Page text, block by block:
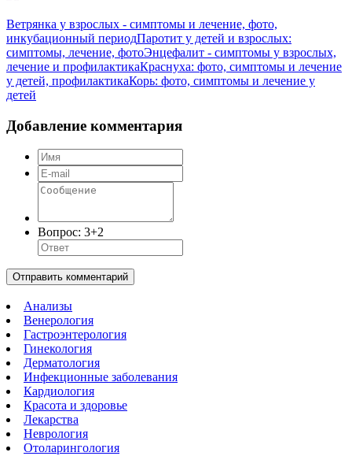
Ветрянка у взрослых - симптомы и лечение, фото,
инкубационный периодПаротит у детей и взрослых:
симптомы, лечение, фотоЭнцефалит - симптомы у взрослых,
лечение и профилактикаКраснуха: фото, симптомы и лечение
у детей, профилактикаКорь: фото, симптомы и лечение у
детей
Добавление комментария
Вопрос: 3+2
Отправить комментарий
Анализы
Венерология
Гастроэнтерология
Гинекология
Дерматология
Инфекционные заболевания
Кардиология
Красота и здоровье
Лекарства
Неврология
Отоларингология